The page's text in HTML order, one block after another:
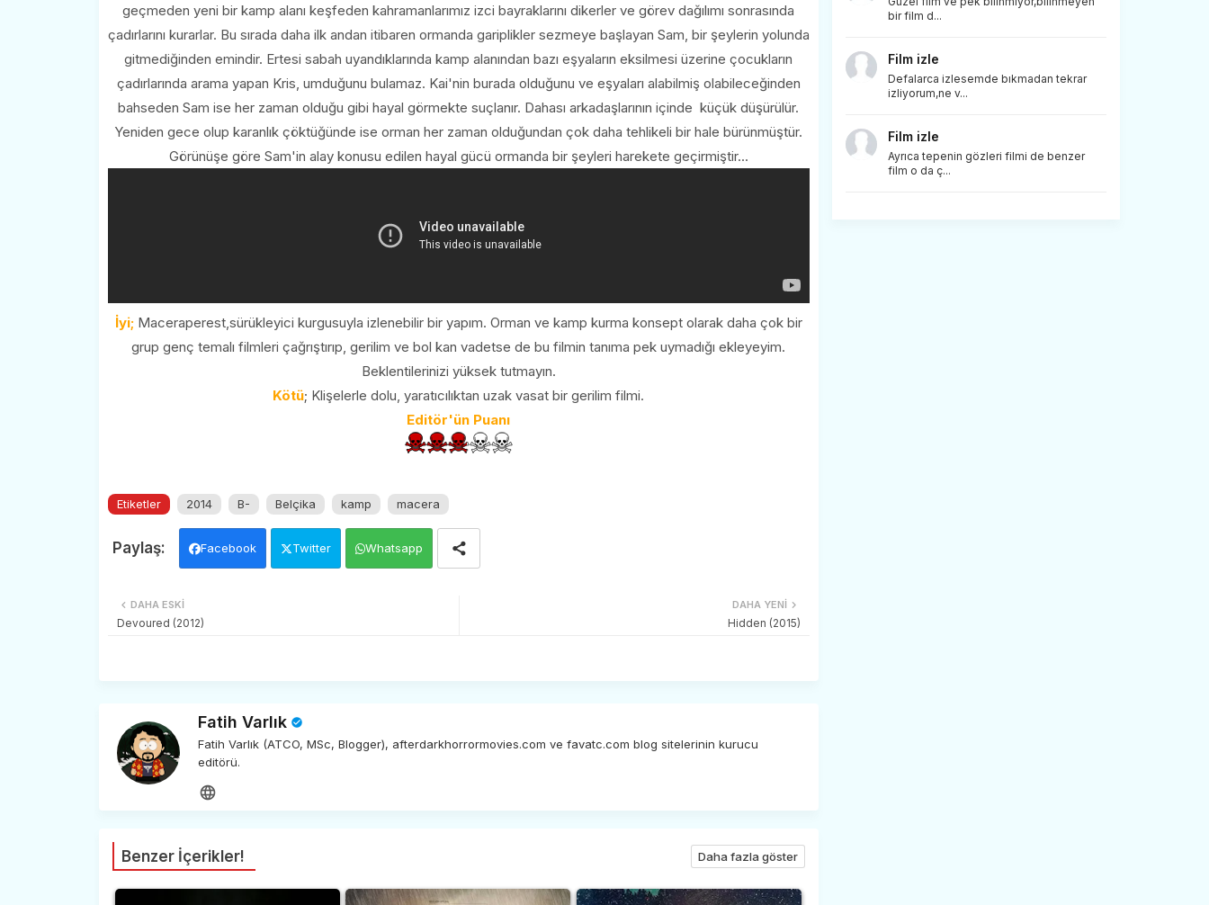
geçmeden yeni bir kamp alanı keşfeden kahramanlarımız izci bayraklarını dikerler ve görev dağılımı sonrasında
çadırlarını kurarlar. Bu sırada daha ilk andan itibaren ormanda gariplikler sezmeye başlayan Sam, bir şeylerin yolunda
gitmediğinden emindir. Ertesi sabah uyandıklarında kamp alanından bazı eşyaların eksilmesi üzerine çocukların
çadırlarında arama yapan Kris, umduğunu bulamaz. Kai'nin burada olduğunu ve eşyaları alabilmiş olabileceğinden
bahseden Sam ise her zaman olduğu gibi hayal görmekte suçlanır. Dahası arkadaşlarının içinde küçük düşürülür.
Yeniden gece olup karanlık çöktüğünde ise orman her zaman olduğundan çok daha tehlikeli bir hale bürünmüştür.
Görünüşe göre Sam'in alay konusu edilen hayal gücü ormanda bir şeyleri harekete geçirmiştir...
İyi;Maceraperest,sürükleyici kurgusuyla izlenebilir bir yapım. Orman ve kamp kurma konsept olarak daha çok bir
grup genç temalı filmleri çağrıştırıp, gerilim ve bol kan vadetse de bu filmin tanıma pek uymadığı ekleyeyim.
Beklentilerinizi yüksek tutmayın.
Kötü; Klişelerle dolu, yaratıcılıktan uzak vasat bir gerilim filmi.
Editör'ün Puanı
Etiketler 2014 B- Belçika kamp macera
Facebook Twitter Whatsapp
DAHA YENI
Hidden (2015)
DAHA ESKI
Devoured (2012)
Fatih Varlık
Fatih Varlık (ATCO, MSc, Blogger), afterdarkhorrormovies.com ve favatc.com blog sitelerinin kurucu
editörü.
Benzer İçerikler! Daha fazla göster
bir film d...
Film izle
Defalarca izlesemde bıkmadan tekrar
izliyorum,ne v...
Film izle
Ayrıca tepenin gözleri filmi de benzer
film o da ç...